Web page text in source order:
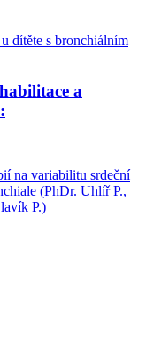
dítěte s bronchiálním
a
na variabilitu srdeční
(PhDr. Uhlíř P.,
P.)